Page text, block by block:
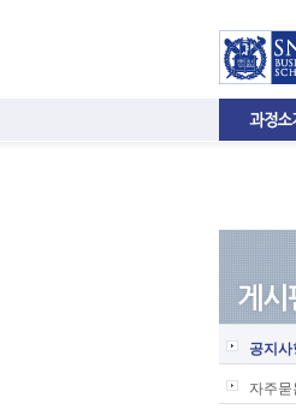
공지사
자주묻